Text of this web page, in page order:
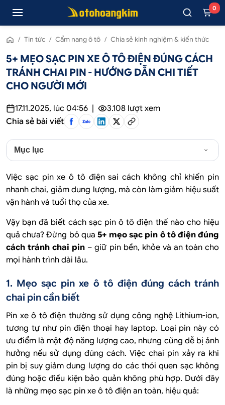
0
/ Tin tức / Cẩm nang ô tô / Chia sẻ kinh nghiệm & kiến thức
5+ MẸO SẠC PIN XE Ô TÔ ĐIỆN ĐÚNG CÁCH
TRÁNH CHAI PIN - HƯỚNG DẪN CHI TIẾT
CHO NGƯỜI MỚI
17.11.2025, lúc 04:56 3.108 lượt xem
Chia sẻ bài viết
Mục lục
Việc sạc pin xe ô tô điện sai cách không chỉ khiến pin
nhanh chai, giảm dung lượng, mà còn làm giảm hiệu suất
vận hành và tuổi thọ của xe.
Vậy bạn đã biết cách sạc pin ô tô điện thế nào cho hiệu
quả chưa? Đừng bỏ qua 5+ mẹo sạc pin ô tô điện đúng
cách tránh chai pin – giữ pin bền, khỏe và an toàn cho
mọi hành trình dài lâu.
1. Mẹo sạc pin xe ô tô điện đúng cách tránh
chai pin cần biết
Pin xe ô tô điện thường sử dụng công nghệ Lithium-ion,
tương tự như pin điện thoại hay laptop. Loại pin này có
ưu điểm là mật độ năng lượng cao, nhưng cũng dễ bị ảnh
hưởng nếu sử dụng đúng cách. Việc chai pin xảy ra khi
pin bị suy giảm dung lượng do các thói quen sạc không
đúng hoặc điều kiện bảo quản không phù hợp. Dưới đây
là những mẹo sạc pin xe ô tô điện an toàn, hiệu quả: